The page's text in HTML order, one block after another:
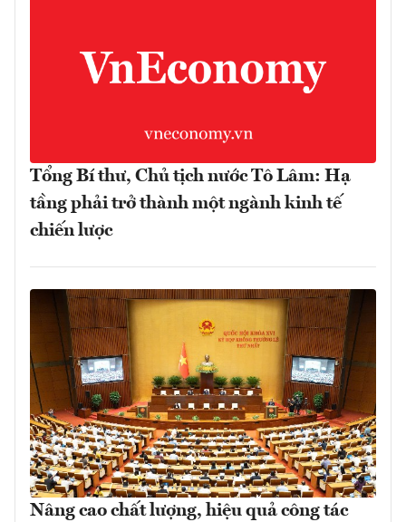
Tổng Bí thư, Chủ tịch nước Tô Lâm: Hạ
tầng phải trở thành một ngành kinh tế
chiến lược
Nâng cao chất lượng, hiệu quả công tác